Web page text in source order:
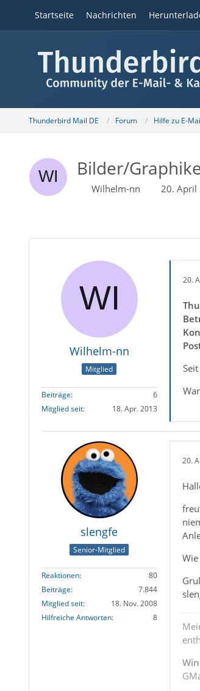
Startseite Nachrichten
Thunderbird Mail DE Forum Hilfe zu E-
Bilder/
Wilhelm-nn 20. April
Wilhelm-nn
Mitglied
Beiträge
6
Mitglied seit
18. Apr. 2013
20.
slengfe
Senior-Mitglied
Reaktionen
80
Beiträge
7.844
Mitglied seit
18. Nov. 2008
Hilfreiche Antworten
8
20.